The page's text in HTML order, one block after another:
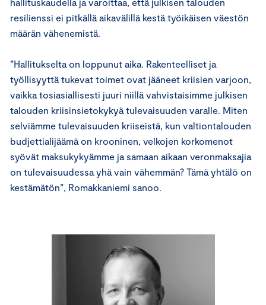
resilienssi ei pitkällä aikavälillä kestä työikäisen väestön
määrän vähenemistä.
”Hallitukselta on loppunut aika. Rakenteelliset ja
työllisyyttä tukevat toimet ovat jääneet kriisien varjoon,
vaikka tosiasiallisesti juuri niillä vahvistaisimme julkisen
talouden kriisinsietokykyä tulevaisuuden varalle. Miten
selviämme tulevaisuuden kriiseistä, kun valtiontalouden
budjettialijäämä on krooninen, velkojen korkomenot
syövät maksukykyämme ja samaan aikaan veronmaksajia
on tulevaisuudessa yhä vain vähemmän? Tämä yhtälö on
kestämätön”, Romakkaniemi sanoo.